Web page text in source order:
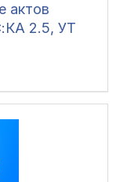
актов
2.5, УТ